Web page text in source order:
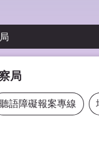
局
聽語障礙報案專線